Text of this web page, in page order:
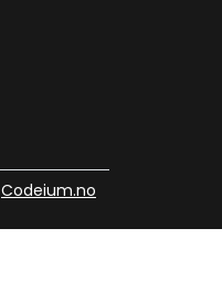
Codeium.no